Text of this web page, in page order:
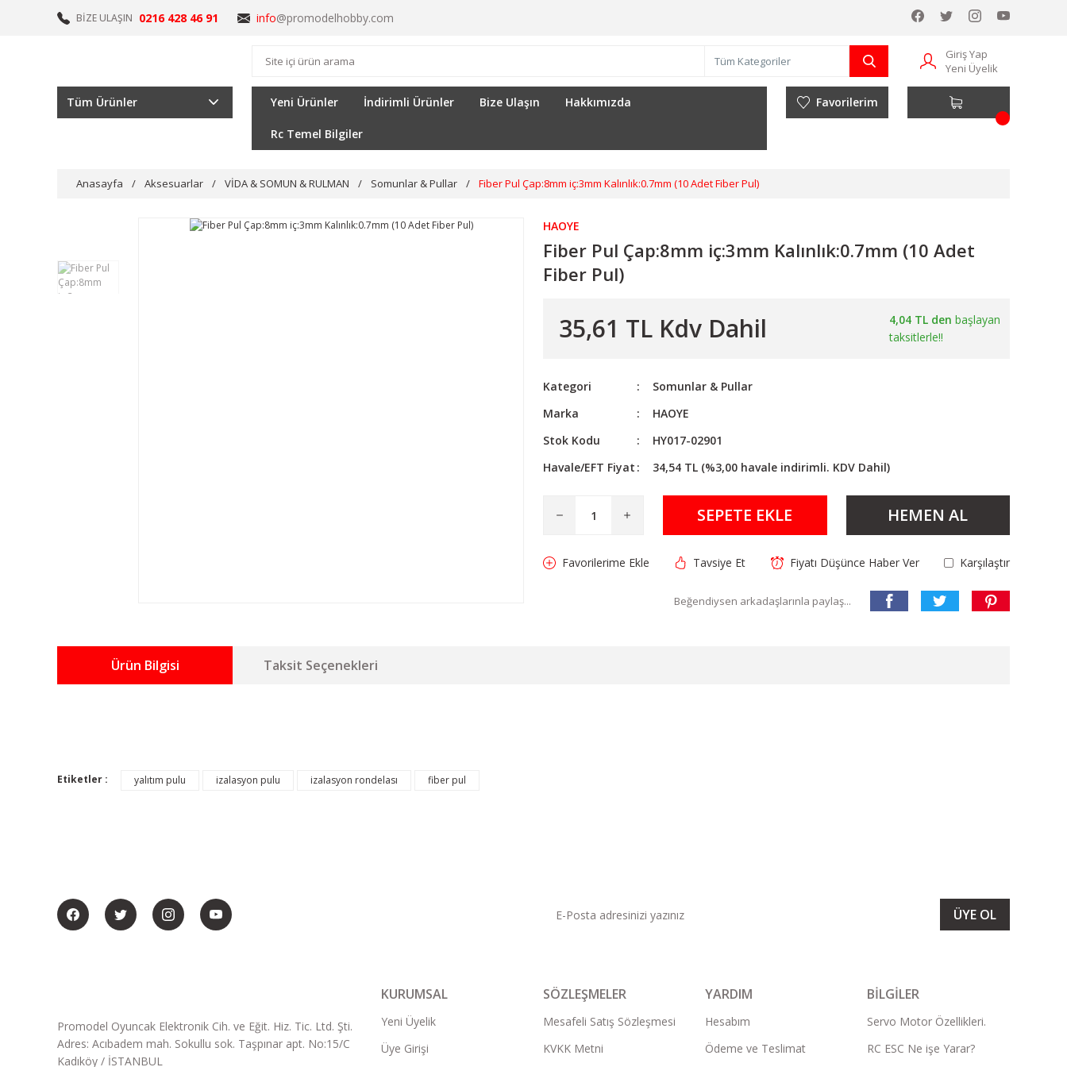
BİZE ULAŞIN 0216 428 46 91 info@promodelhobby.com
Giriş Yap
Yeni Üyelik
Tüm Ürünler Yeni Ürünler İndirimli Ürünler Bize Ulaşın Hakkımızda
Rc Temel Bilgiler
Favorilerim
Anasayfa Aksesuarlar VİDA & SOMUN & RULMAN Somunlar & Pullar Fiber Pul Çap:8mm iç:3mm Kalınlık:0.7mm (10 Adet Fiber Pul)
HAOYE
Fiber Pul Çap:8mm iç:3mm Kalınlık:0.7mm (10 Adet
Fiber Pul)
35,61 TL Kdv Dahil 4,04 TL den başlayan
taksitlerle!!
Kategori
Somunlar & Pullar
Marka
HAOYE
Stok Kodu
HY017-02901
Havale/EFT Fiyat
34,54 TL (%3,00 havale indirimli. KDV Dahil)
SEPETE EKLE HEMEN AL
Tavsiye Et Fiyatı Düşünce Haber Ver Karşılaştır
Beğendiysen arkadaşlarınla paylaş...
Ürün Bilgisi Taksit Seçenekleri
Etiketler : yalıtım pulu izalasyon pulu izalasyon rondelası fiber pul
ÜYE OL
Promodel Oyuncak Elektronik Cih. ve Eğit. Hiz. Tic. Ltd. Şti.
Adres: Acıbadem mah. Sokullu sok. Taşpınar apt. No:15/C
Kadıköy / İSTANBUL
KURUMSAL
Yeni Üyelik
Üye Girişi
SÖZLEŞMELER
Mesafeli Satış Sözleşmesi
KVKK Metni
YARDIM
Hesabım
Ödeme ve Teslimat
BİLGİLER
Servo Motor Özellikleri.
RC ESC Ne işe Yarar?